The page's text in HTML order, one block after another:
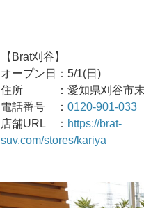
【Brat刈谷】
オープン日：5/1(日)
住所 ：愛知県刈谷市末
電話番号 ：0120-901-033
店舗URL ： https://brat-
suv.com/stores/kariya